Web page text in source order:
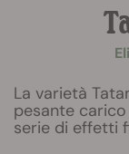
La varietà
pesante
serie di effetti